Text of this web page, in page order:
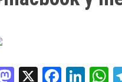
M X F
Li